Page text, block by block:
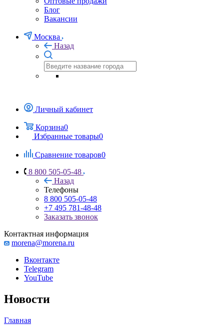
Блог
Вакансии
Москва
Назад
Личный кабинет
Корзина0
Избранные товары0
Сравнение товаров0
8 800 505-05-48
Назад
Телефоны
8 800 505-05-48
+7 495 781-48-48
Заказать звонок
Контактная информация
morena@morena.ru
Вконтакте
Telegram
YouTube
Новости
Главная